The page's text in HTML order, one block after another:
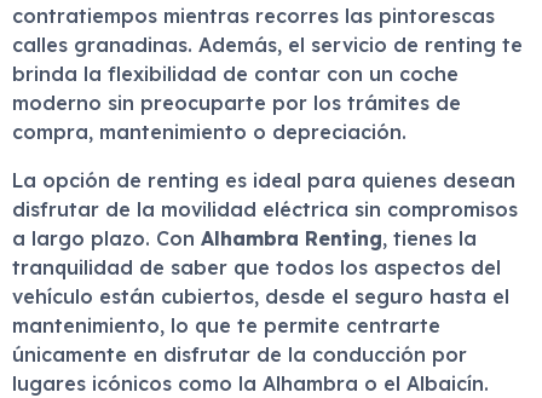
contratiempos mientras recorres las pintorescas
calles granadinas. Además, el servicio de renting te
brinda la flexibilidad de contar con un coche
moderno sin preocuparte por los trámites de
compra, mantenimiento o depreciación.
La opción de renting es ideal para quienes desean
disfrutar de la movilidad eléctrica sin compromisos
a largo plazo. Con Alhambra Renting, tienes la
tranquilidad de saber que todos los aspectos del
vehículo están cubiertos, desde el seguro hasta el
mantenimiento, lo que te permite centrarte
únicamente en disfrutar de la conducción por
lugares icónicos como la Alhambra o el Albaicín.